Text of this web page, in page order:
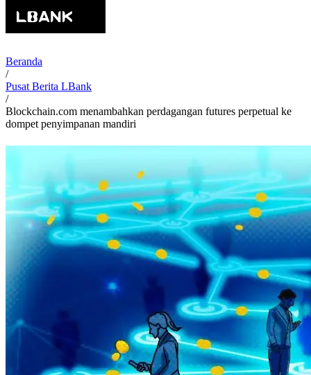
Beranda
/
Pusat Berita LBank
/
Blockchain.com menambahkan perdagangan futures perpetual ke
dompet penyimpanan mandiri